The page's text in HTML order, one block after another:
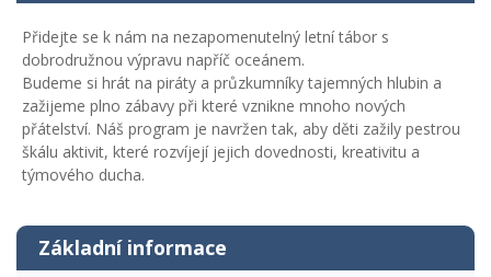
Přidejte se k nám na nezapomenutelný letní tábor s
dobrodružnou výpravu napříč oceánem.
Budeme si hrát na piráty a průzkumníky tajemných hlubin a
zažijeme plno zábavy při které vznikne mnoho nových
přátelství. Náš program je navržen tak, aby děti zažily pestrou
škálu aktivit, které rozvíjejí jejich dovednosti, kreativitu a
týmového ducha.
Základní informace